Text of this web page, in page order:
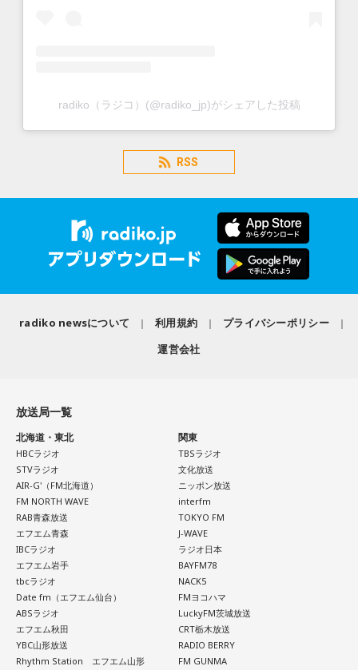
radiko（ラジコ）(@radiko_jp)がシェアした投稿
RSS
radiko newsについて 利用規約
プライバシーポリシー
運営会社
放送局一覧
北海道・東北
HBCラジオ
STVラジオ
AIR-G'（FM北海道）
FM NORTH WAVE
RAB青森放送
エフエム青森
IBCラジオ
エフエム岩手
tbcラジオ
Date fm（エフエム仙台）
ABSラジオ
エフエム秋田
YBC山形放送
Rhythm Station エフエム山形
関東
TBSラジオ
文化放送
ニッポン放送
interfm
TOKYO FM
J-WAVE
ラジオ日本
BAYFM78
NACK5
FMヨコハマ
LuckyFM茨城放送
CRT栃木放送
RADIO BERRY
FM GUNMA